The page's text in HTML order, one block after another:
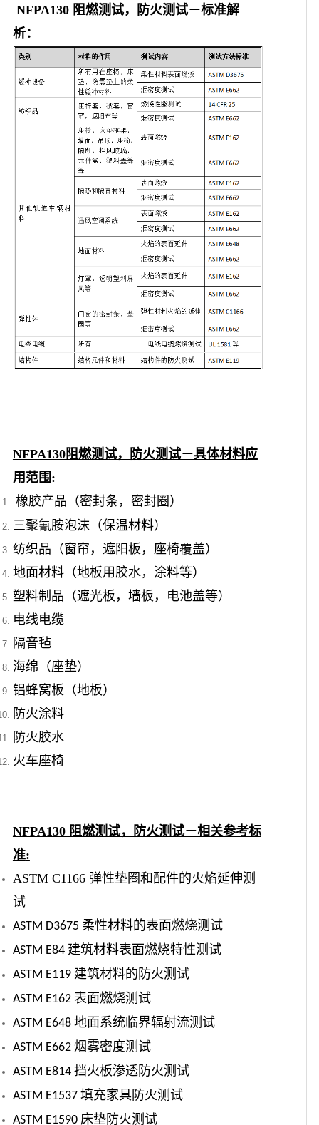
NFPA130 阻燃测试，防火测试－标准解
析：
NFPA130阻燃测试，防火测试－具体材料应
用范围 :
橡胶产品（密封条，密封圈）
三聚氰胺泡沫（保温材料）
纺织品（窗帘，遮阳板，座椅覆盖）
地面材料（地板用胶水，涂料等）
塑料制品（遮光板，墙板，电池盖等）
电线电缆
隔音毡
海绵（座垫）
铝蜂窝板（地板）
防火涂料
防火胶水
火车座椅
NFPA130 阻燃测试，防火测试－相关参考标
准:
ASTM C1166 弹性垫圈和配件的火焰延伸测
试
ASTM D3675 柔性材料的表面燃烧测试
ASTM E84 建筑材料表面燃烧特性测试
ASTM E119 建筑材料的防火测试
ASTM E162 表面燃烧测试
ASTM E648 地面系统临界辐射流测试
ASTM E662 烟雾密度测试
ASTM E814 挡火板渗透防火测试
ASTM E1537 填充家具防火测试
ASTM E1590 床垫防火测试